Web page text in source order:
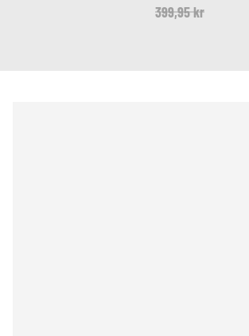
Price reduced from
399,95 kr